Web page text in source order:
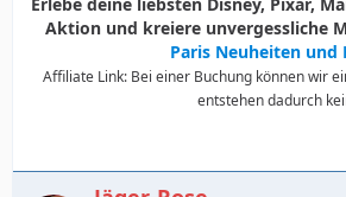
Aktion und kreiere unvergessliche
Paris Neuheiten und
Affiliate Link: Bei einer Buchung können wir
entstehen dadurch